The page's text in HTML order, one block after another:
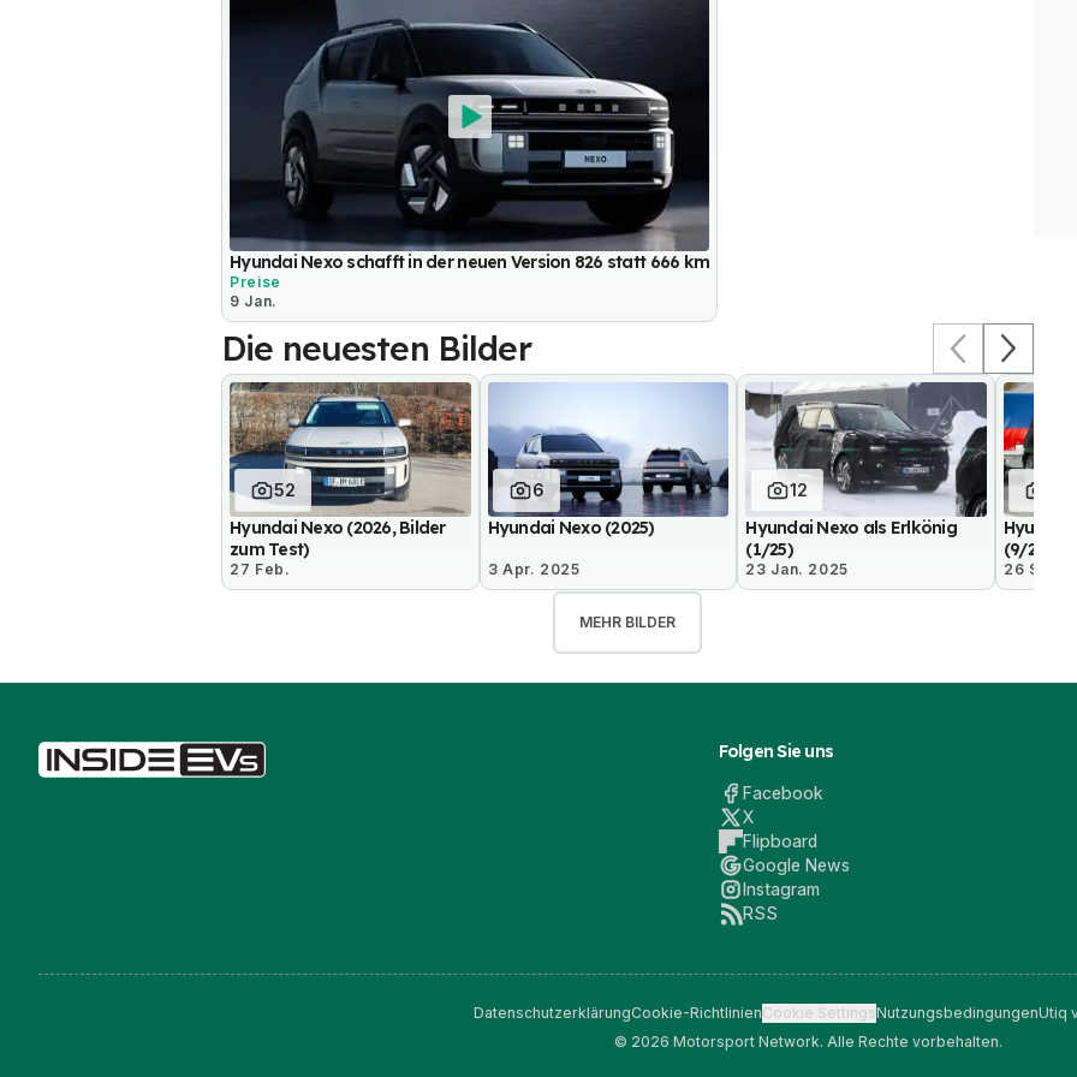
Hyundai Nexo schafft in der neuen Version 826 statt 666 km
Preise
9 Jan.
Die neuesten Bilder
52
Hyundai Nexo (2026, Bilder
zum Test)
27 Feb.
6
Hyundai Nexo (2025)
3 Apr. 2025
12
Hyundai Nexo als Erlkönig
(1/25)
23 Jan. 2025
Hyundai
(9/24)
26 Sep.
MEHR BILDER
Folgen Sie uns
Facebook
X
Flipboard
Google News
Instagram
RSS
DatenschutzerklärungCookie-RichtlinienCookie SettingsNutzungsbedingungenUtiq
© 2026 Motorsport Network. Alle Rechte vorbehalten.